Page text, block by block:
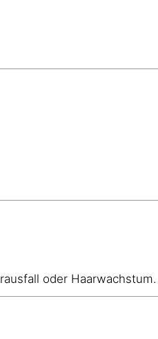
oder Haarwachstum.